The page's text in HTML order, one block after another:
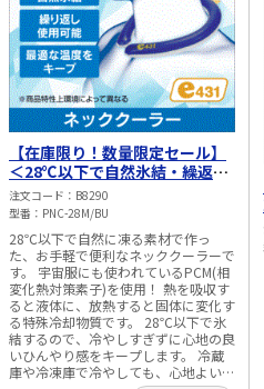
【在庫限り！数量限定セール】
＜28℃以下で自然氷結・繰返し
使用可能!＞自然凍結ネッククー
ラー Mサイズ ブルー ＜野外での
現場作業・熱中症対策に＞
注文コード
B8290
型番
PNC-28M/BU
28℃以下で自然に凍る素材で作っ
た、お手軽で便利なネッククーラーで
す。 宇宙服にも使われているPCM(相
変化熱対策素子)を使用！ 熱を吸収す
ると液体に、放熱すると固体に変化す
る特殊冷却物質です。 28℃以下で氷
結するので、冷やしすぎずに心地の良
いひんやり感をキープします。 冷蔵
庫や冷凍庫で冷やしても、心地よい冷